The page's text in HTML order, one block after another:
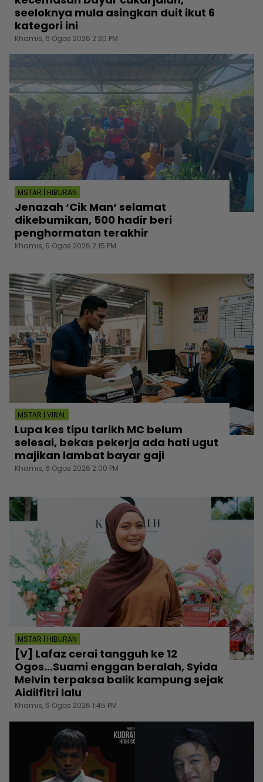
seeloknya mula asingkan duit ikut 6
kategori ini
Khamis, 6 Ogos 2026 2:30 PM
MSTAR | HIBURAN
Jenazah ‘Cik Man‘ selamat
dikebumikan, 500 hadir beri
penghormatan terakhir
Khamis, 6 Ogos 2026 2:15 PM
MSTAR | VIRAL
Lupa kes tipu tarikh MC belum
selesai, bekas pekerja ada hati ugut
majikan lambat bayar gaji
Khamis, 6 Ogos 2026 2:00 PM
MSTAR | HIBURAN
[V] Lafaz cerai tangguh ke 12
Ogos...Suami enggan beralah, Syida
Melvin terpaksa balik kampung sejak
Aidilfitri lalu
Khamis, 6 Ogos 2026 1:45 PM